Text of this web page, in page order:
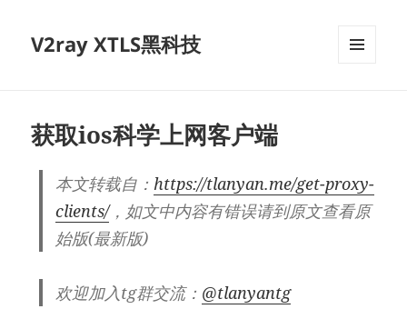
V2ray XTLS黑科技
获取ios科学上网客户端
本文转载自： https://tlanyan.me/get-proxy-
clients/，如文中内容有错误请到原文查看原
始版(最新版)
欢迎加入tg群交流： @tlanyantg